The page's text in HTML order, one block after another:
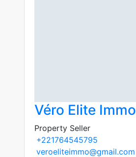
Véro Elite Immo
Property Seller
+221764545795
veroeliteimmo@gmail.com